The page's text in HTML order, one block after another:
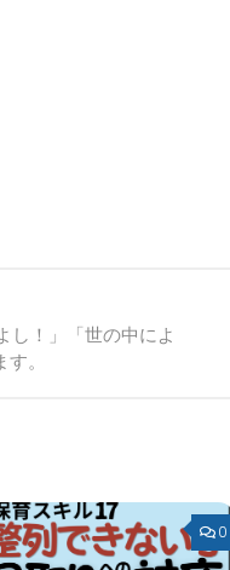
し！」「世の中によ
。
0